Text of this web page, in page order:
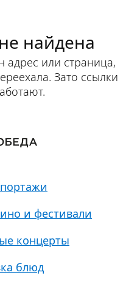
найдена
адрес или страница,
Зато ссылки
и фестивали
концерты
блюд